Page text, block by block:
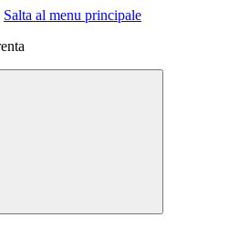
Salta al menu principale